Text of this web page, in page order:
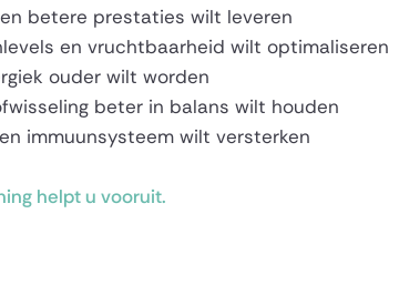
betere prestaties wilt leveren
en vruchtbaarheid wilt optimaliseren
ouder wilt worden
beter in balans wilt houden
immuunsysteem wilt versterken
helpt u vooruit.